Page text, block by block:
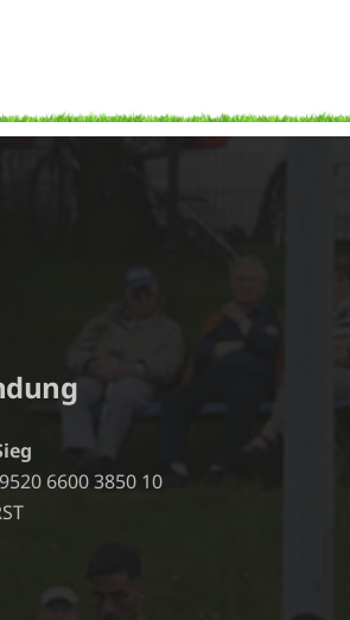
6600 3850 10